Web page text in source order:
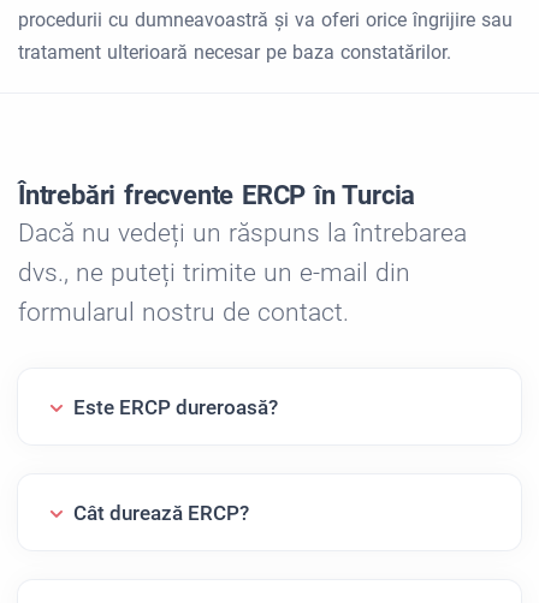
procedurii cu dumneavoastră și va oferi orice îngrijire sau
tratament ulterioară necesar pe baza constatărilor.
Întrebări frecvente ERCP în Turcia
Dacă nu vedeți un răspuns la întrebarea
dvs., ne puteți trimite un e-mail din
formularul nostru de contact.
Este ERCP dureroasă?
Cât durează ERCP?